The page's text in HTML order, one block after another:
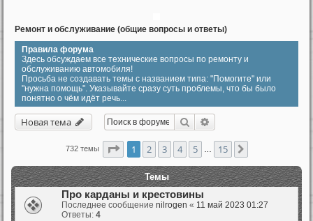
Ремонт и обслуживание (общие вопросы и ответы)
Правила форума
Здесь обсуждаем все технические вопросы по ремонту и
обслуживанию автомобиля!
Просьба не создавать темы с названием типа: "Помогите" или
"нужна помощь". Указывайте сразу суть проблемы, что бы было
понятно о чём идёт речь...
Новая тема Поиск
732 темы Страница1 из
1 2 3 4 5 … 15
Темы
Про карданы и крестовины
Последнее сообщение nilrogen « 11 май 2023 01:27
Ответы: 4